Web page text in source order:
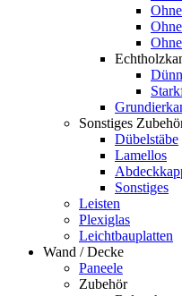
Sonstiges
Dübelstäbe
Lamellos
Sonstiges
Leisten
Plexiglas
Leichtbauplatten
Wand / Decke
Paneele
Zubehör